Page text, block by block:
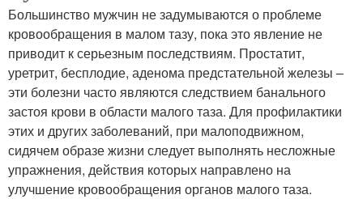
Большинство мужчин не задумываются о проблеме
кровообращения в малом тазу, пока это явление не
приводит к серьезным последствиям. Простатит,
уретрит, бесплодие, аденома предстательной железы –
эти болезни часто являются следствием банального
застоя крови в области малого таза. Для профилактики
этих и других заболеваний, при малоподвижном,
сидячем образе жизни следует выполнять несложные
упражнения, действия которых направлено на
улучшение кровообращения органов малого таза.